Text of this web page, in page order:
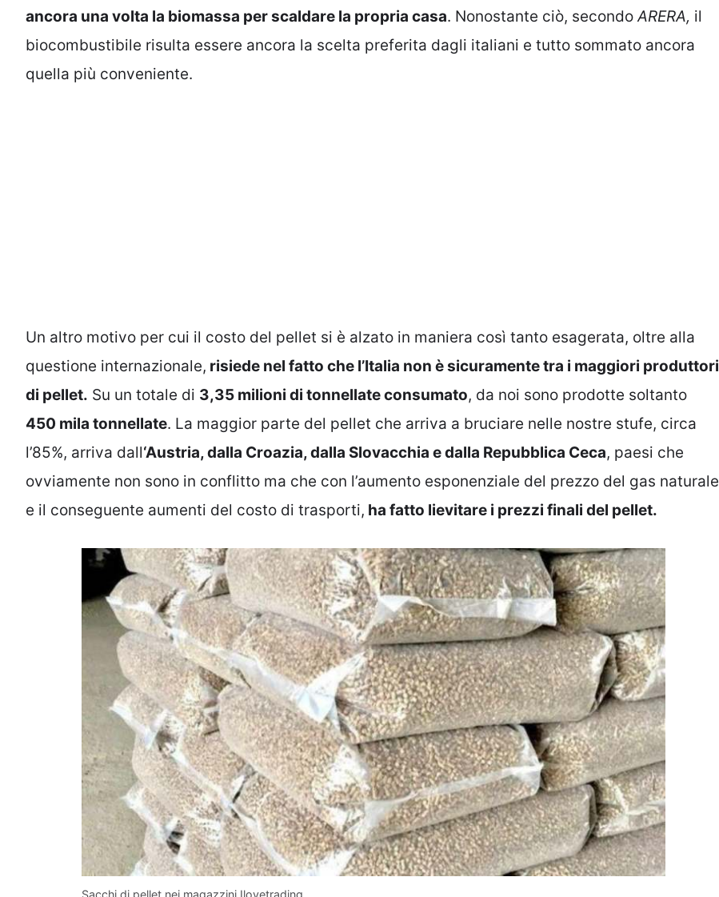
ancora una volta la biomassa per scaldare la propria casa. Nonostante ciò, secondoARERA, il
biocombustibile risulta essere ancora la scelta preferita dagli italiani e tutto sommato ancora
quella più conveniente.
Un altro motivo per cui il costo del pellet si è alzato in maniera così tanto esagerata, oltre alla
questione internazionale, risiede nel fatto che l’Italia non è sicuramente tra i maggiori produttori
di pellet. Su un totale di 3,35 milioni di tonnellate consumato, da noi sono prodotte soltanto
450 mila tonnellate. La maggior parte del pellet che arriva a bruciare nelle nostre stufe, circa
l’85%, arriva dall‘Austria, dalla Croazia, dalla Slovacchia e dalla Repubblica Ceca, paesi che
ovviamente non sono in conflitto ma che con l’aumento esponenziale del prezzo del gas naturale
e il conseguente aumenti del costo di trasporti, ha fatto lievitare i prezzi finali del pellet.